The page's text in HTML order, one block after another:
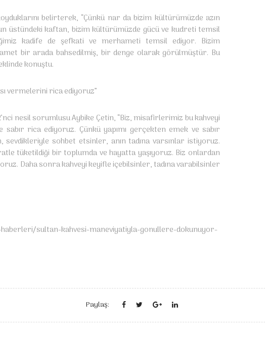
belirterek, “Çünkü nar da bizim kültürümüzde azın
üstündeki kaftan, bizim kültürümüzde gücü ve kudreti temsil
kadife de şefkati ve merhameti temsil ediyor. Bizim
bir arada bahsedilmiş, bir denge olarak görülmüştür. Bu
konuştu.
vermelerini rica ediyoruz”
nesil sorumlusu Aybike Çetin, “Biz, misafirlerimiz bu kahveyi
rica ediyoruz. Çünkü yapımı gerçekten emek ve sabır
sohbet etsinler, anın tadına varsınlar istiyoruz.
tüketildiği bir toplumda ve hayatta yaşıyoruz. Biz onlardan
Daha sonra kahveyi keyifle içebilsinler, tadına varabilsinler
sultan-kahvesi-maneviyatiyla-gonullere-dokunuyor-
Paylaş: